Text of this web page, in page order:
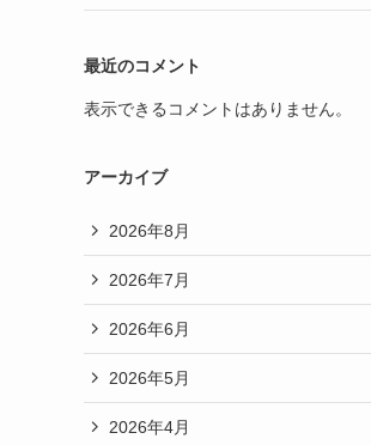
最近のコメント
表示できるコメントはありません。
アーカイブ
2026年8月
2026年7月
2026年6月
2026年5月
2026年4月